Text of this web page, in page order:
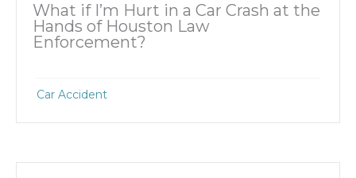
What if I’m Hurt in a Car Crash at the
Hands of Houston Law
Enforcement?
Car Accident